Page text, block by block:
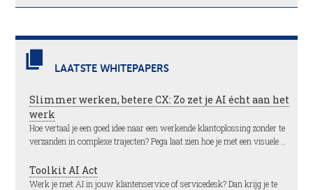
LAATSTE WHITEPAPERS
Slimmer werken, betere CX: Zo zet je AI écht aan het
werk
Hoe vertaal je een goed idee naar een werkende klantoplossing zonder te
verzanden in complexe trajecten? Pega laat zien hoe je met een visuele …
Toolkit AI Act
Werk je met AI in jouw klantenservice of servicedesk? Dan krijg je te